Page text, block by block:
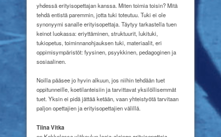
yhdessä erityisopettajan kanssa. Miten toimia toisin? Mitä
tehdä entistä paremmin, jotta tuki toteutuu. Tuki ei ole
synonyymi sanalle erityisopettaja. Täytyy tarkastella tuen
keinot luokassa: eriyttäminen, struktuurit, lukituki,
tukiopetus, toiminnanohjauksen tuki, materiaalit, eri
oppimisympäristöt: fyysinen, psyykkinen, pedagoginen ja
sosiaalinen.
Noilla pääsee jo hyvin alkuun, jos niihin tehdään tuet
oppitunneille, koetilanteisiin ja tarvittavat yksilöllisemmät
tuet. Yksin ei pidä jättää ketään, vaan yhteistyötä tarvitaan
paljon opettajien ja erityisopettajien välillä.
Tiina Vitka